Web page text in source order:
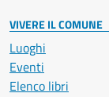
VIVERE IL COMUNE
Luoghi
Eventi
Elenco libri